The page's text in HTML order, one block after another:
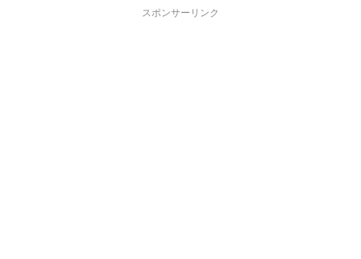
スポンサーリンク